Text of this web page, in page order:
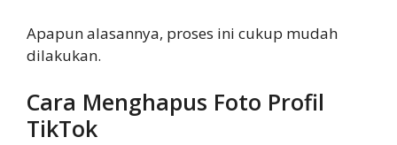
Apapun alasannya, proses ini cukup mudah
dilakukan.
Cara Menghapus Foto Profil
TikTok